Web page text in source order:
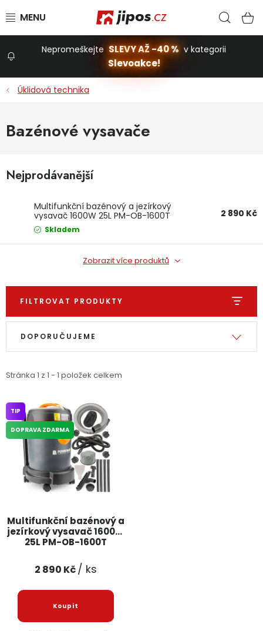
Domácnost
Ochranné pomůcky
Fotovoltaika
Výprodej
Značky
Jaký je aktuální stav mé objednávky?
Velkoobchodní spolupráce (B2B)
Nepromeškejte SLEVY AŽ -40 % v kategorii
Slevoakce!
Úklidová technika
Bazénové vysavače
Nejprodávanější
Multifunkční bazénový a jezírkový
vysavač 1600W 25L PM-OB-1600T
POWERMAT
2 890 Kč
Skladem
Zobrazit více produktů
FILTROVAT PRODUKTY
Výpis produktů
Stránka 1 z 1 - 1 položek celkem
Řazení produktů
DOPORUČUJEME
Multifunkční bazénový a
jezírkový vysavač 1600W
25L PM-OB-1600T
TIP
DOPRAVA ZDARMA
2 890 Kč/ ks